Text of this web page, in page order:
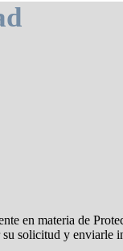
en materia de
solicitud y enviarle